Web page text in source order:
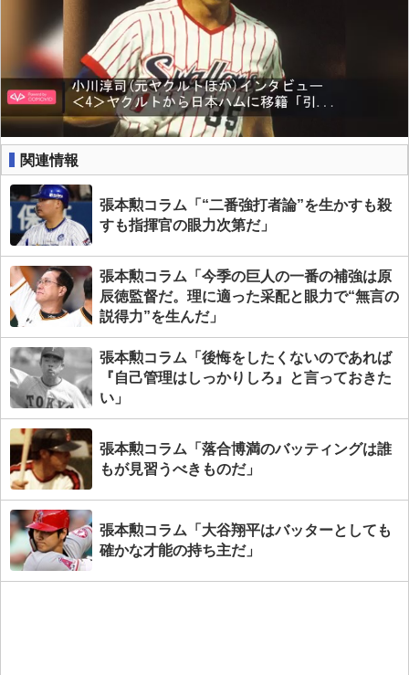
関連情報
張本勲コラム「“二番強打者論”を生かすも殺
すも指揮官の眼力次第だ」
張本勲コラム「今季の巨人の一番の補強は原
辰徳監督だ。理に適った采配と眼力で“無言の
説得力”を生んだ」
張本勲コラム「後悔をしたくないのであれば
『自己管理はしっかりしろ』と言っておきた
い」
張本勲コラム「落合博満のバッティングは誰
もが見習うべきものだ」
張本勲コラム「大谷翔平はバッターとしても
確かな才能の持ち主だ」